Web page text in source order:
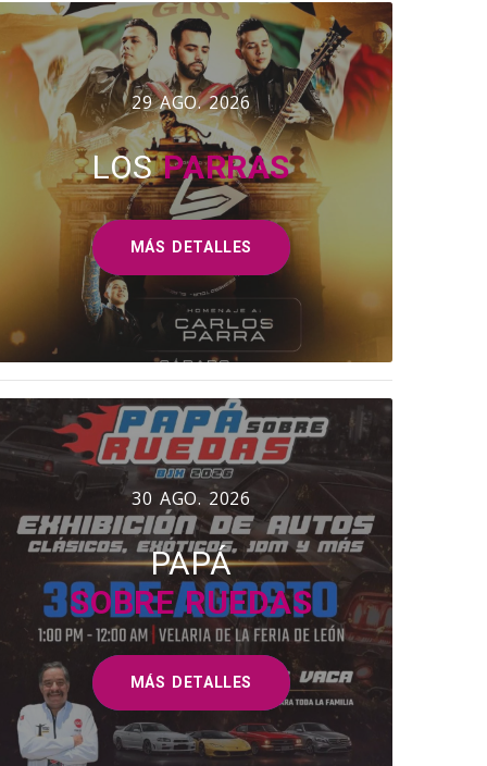
29 AGO. 2026
LOSPARRAS
MÁS DETALLES
30 AGO. 2026
PAPÁ
SOBRE RUEDAS
MÁS DETALLES